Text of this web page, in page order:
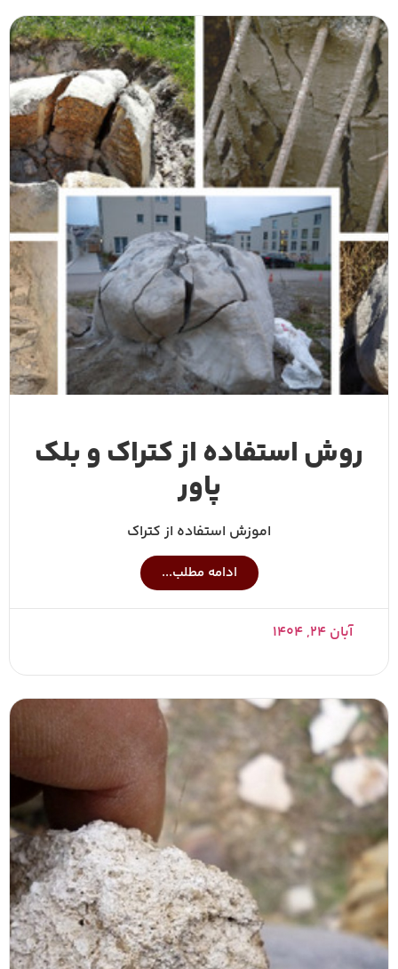
روش استفاده از کتراک و بلک
پاور
اموزش استفاده از کتراک
ادامه مطلب...
آبان ۲۴, ۱۴۰۴